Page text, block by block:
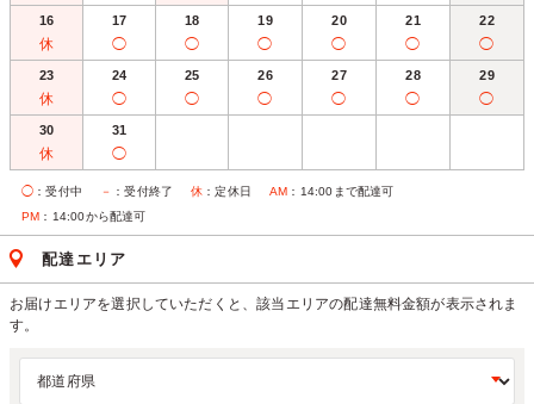
16
休
17
◯
18
◯
19
◯
20
◯
21
◯
22
◯
23
休
24
◯
25
◯
26
◯
27
◯
28
◯
29
◯
30
休
31
◯
◯ ：受付中 － ：受付終了 休 ：定休日 AM ：14:00まで配達可
PM ：14:00から配達可
配達エリア
お届けエリアを選択していただくと、該当エリアの配達無料金額が表示されま
す。